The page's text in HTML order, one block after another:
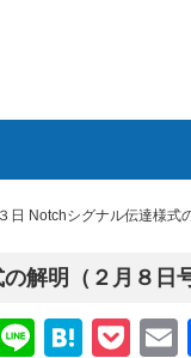
日 Notchシグナル伝達様式
解明（２月８日
Line